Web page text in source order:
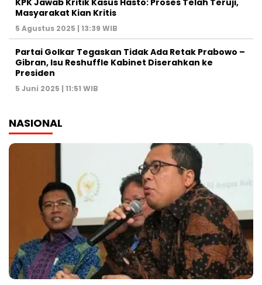
KPK Jawab Kritik Kasus Hasto: Proses Telah Teruji,
Masyarakat Kian Kritis
5 Agustus 2025 | 13:39 WIB
Partai Golkar Tegaskan Tidak Ada Retak Prabowo –
Gibran, Isu Reshuffle Kabinet Diserahkan ke
Presiden
5 Juni 2025 | 11:51 WIB
NASIONAL